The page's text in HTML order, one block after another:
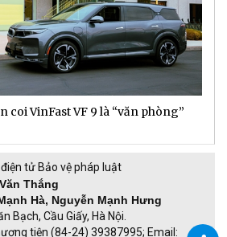
coi VinFast VF 9 là “văn phòng”
tử Bảo vệ pháp luật
Thắng
Hà, Nguyễn Mạnh Hưng
Bạch, Cầu Giấy, Hà Nội.
tiện (84-24) 39387995; Email: